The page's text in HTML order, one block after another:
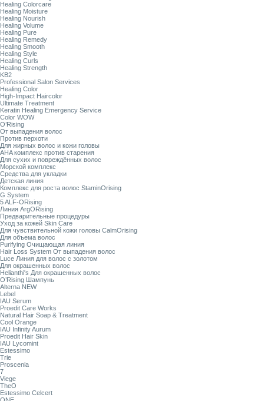
Healing Colorcare
Healing Moisture
Healing Nourish
Healing Volume
Healing Pure
Healing Remedy
Healing Smooth
Healing Style
Healing Curls
Healing Strength
KB2
Professional Salon Services
Healing Color
High-Impact Haircolor
Ultimate Treatment
Keratin Healing Emergency Service
Color WOW
O’Rising
От выпадения волос
Против перхоти
Для жирных волос и кожи головы
AHA комплекс против старения
Для сухих и повреждённых волос
Морской комплекс
Средства для укладки
Детская линия
Комплекс для роста волос StaminOrising
G System
5 ALF-ORising
Линия ArgORising
Предварительные процедуры
Уход за кожей Skin Care
Для чувствительной кожи головы CalmOrising
Для объема волос
Purifying Очищающая линия
Hair Loss System От выпадения волос
Luce Линия для волос с золотом
Для окрашенных волос
Helianthi's Для окрашенных волос
O’Rising Шампунь
Alterna NEW
Lebel
IAU Serum
Proedit Care Works
Natural Hair Soap & Treatment
Cool Orange
IAU Infinity Aurum
Proedit Hair Skin
IAU Lycomint
Estessimo
Trie
Proscenia
7
Viege
TheO
Estessimo Celcert